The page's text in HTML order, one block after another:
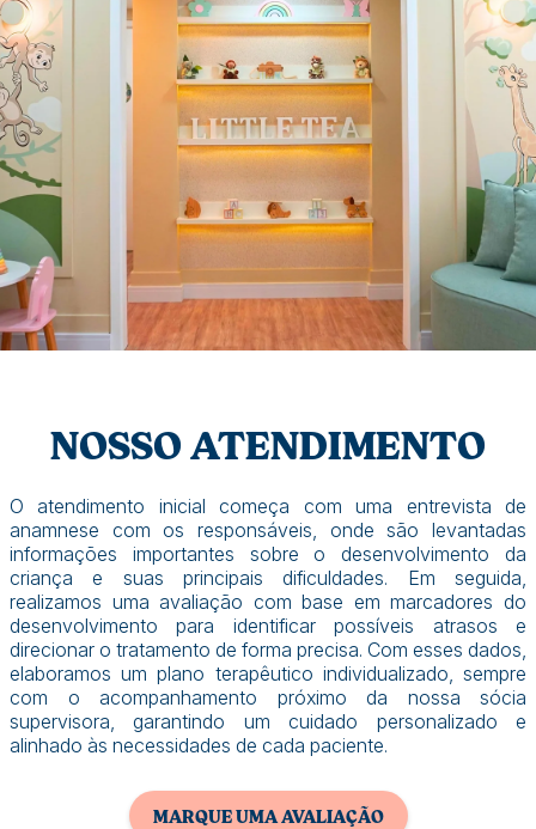
NOSSO ATENDIMENTO
O atendimento inicial começa com uma entrevista de
anamnese com os responsáveis, onde são levantadas
informações importantes sobre o desenvolvimento da
criança e suas principais dificuldades. Em seguida,
realizamos uma avaliação com base em marcadores do
desenvolvimento para identificar possíveis atrasos e
direcionar o tratamento de forma precisa. Com esses dados,
elaboramos um plano terapêutico individualizado, sempre
com o acompanhamento próximo da nossa sócia
supervisora, garantindo um cuidado personalizado e
alinhado às necessidades de cada paciente.
MARQUE UMA AVALIAÇÃO